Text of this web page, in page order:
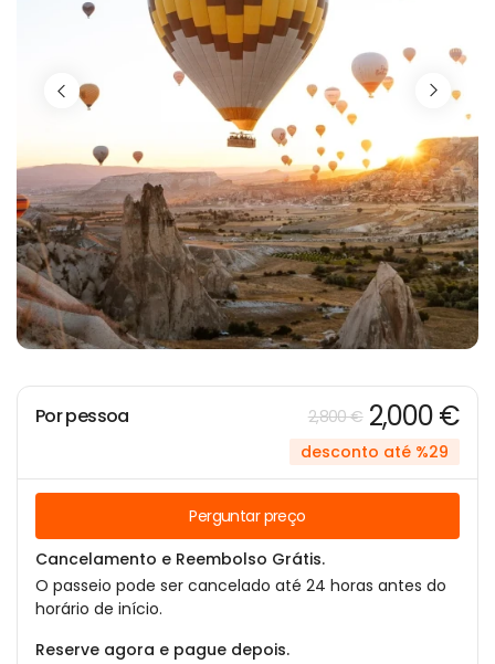
Por pessoa 2,800 € 2,000 €
desconto até %29
Perguntar preço
Cancelamento e Reembolso Grátis.
O passeio pode ser cancelado até 24 horas antes do
horário de início.
Reserve agora e pague depois.